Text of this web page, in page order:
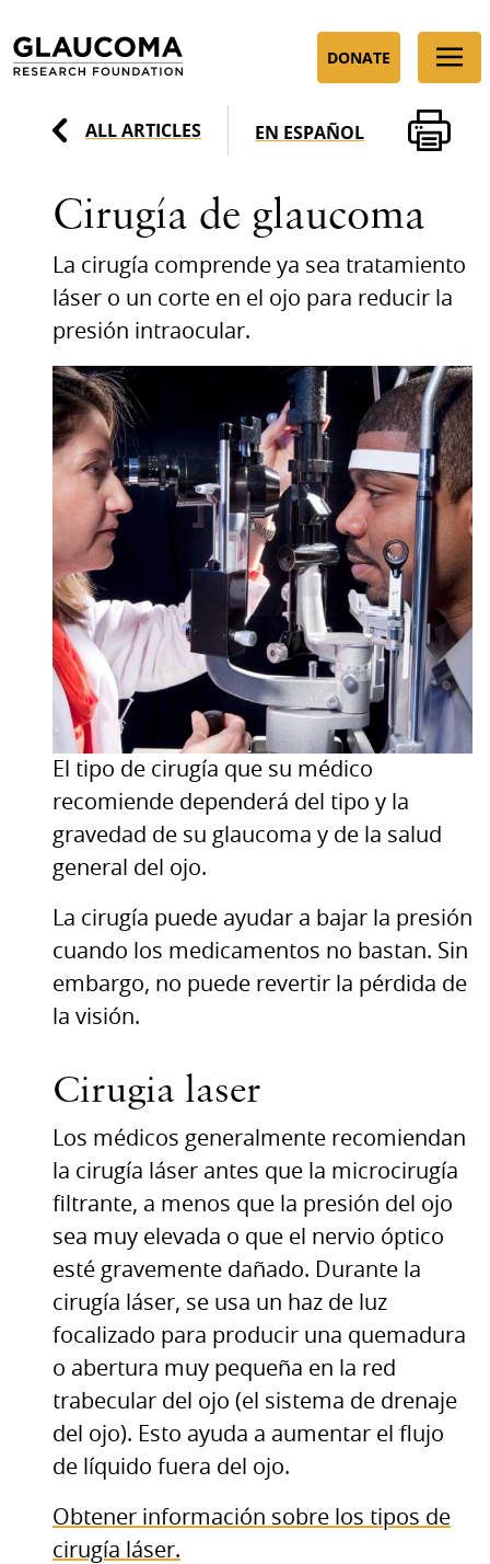
to
Content
DONATE
ALL ARTICLES EN ESPAÑOL
Cirugía de glaucoma
La cirugía comprende ya sea tratamiento
láser o un corte en el ojo para reducir la
presión intraocular.
El tipo de cirugía que su médico
recomiende dependerá del tipo y la
gravedad de su glaucoma y de la salud
general del ojo.
La cirugía puede ayudar a bajar la presión
cuando los medicamentos no bastan. Sin
embargo, no puede revertir la pérdida de
la visión.
Cirugia laser
Los médicos generalmente recomiendan
la cirugía láser antes que la microcirugía
filtrante, a menos que la presión del ojo
sea muy elevada o que el nervio óptico
esté gravemente dañado. Durante la
cirugía láser, se usa un haz de luz
focalizado para producir una quemadura
o abertura muy pequeña en la red
trabecular del ojo (el sistema de drenaje
del ojo). Esto ayuda a aumentar el flujo
de líquido fuera del ojo.
Obtener información sobre los tipos de
cirugía láser.